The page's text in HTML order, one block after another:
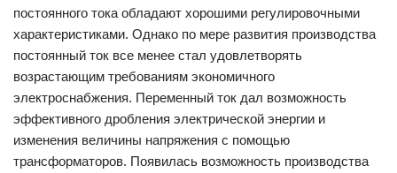
постоянного тока обладают хорошими регулировочными
характеристиками. Однако по мере развития производства
постоянный ток все менее стал удовлетворять
возрастающим требованиям экономичного
электроснабжения. Переменный ток дал возможность
эффективного дробления электрической энергии и
изменения величины напряжения с помощью
трансформаторов. Появилась возможность производства